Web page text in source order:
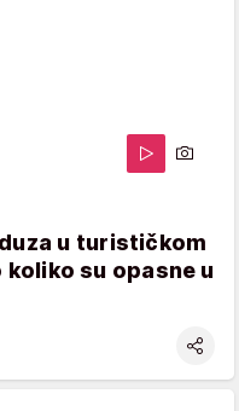
u turističkom
koliko su opasne u